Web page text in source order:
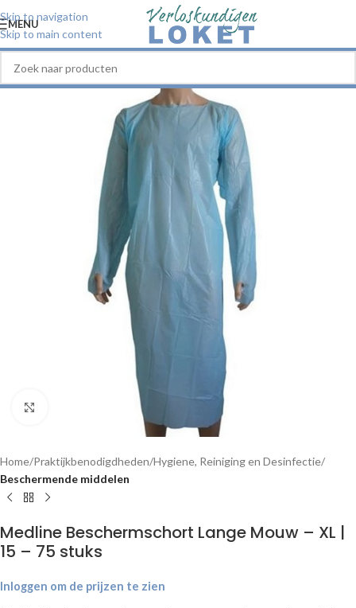
Skip to navigation
Skip to main content
MENU
Klik om te vergroten
Home Praktijkbenodigdheden Hygiene, Reiniging en Desinfectie
Beschermende middelen
Medline Beschermschort Lange Mouw – XL |
15 – 75 stuks
Inloggen om de prijzen te zien